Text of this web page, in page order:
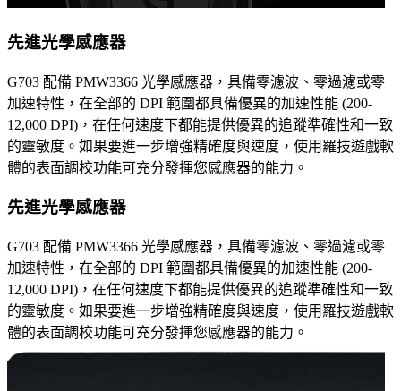
先進光學感應器
G703 配備 PMW3366 光學感應器，具備零濾波、零過濾或零
加速特性，在全部的 DPI 範圍都具備優異的加速性能 (200-
12,000 DPI)，在任何速度下都能提供優異的追蹤準確性和一致
的靈敏度。如果要進一步增強精確度與速度，使用羅技遊戲軟
體的表面調校功能可充分發揮您感應器的能力。
先進光學感應器
G703 配備 PMW3366 光學感應器，具備零濾波、零過濾或零
加速特性，在全部的 DPI 範圍都具備優異的加速性能 (200-
12,000 DPI)，在任何速度下都能提供優異的追蹤準確性和一致
的靈敏度。如果要進一步增強精確度與速度，使用羅技遊戲軟
體的表面調校功能可充分發揮您感應器的能力。